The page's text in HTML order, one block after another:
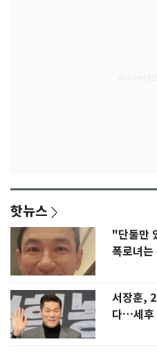
핫뉴스
"단둘만
폭로녀
서장훈,
다…세후